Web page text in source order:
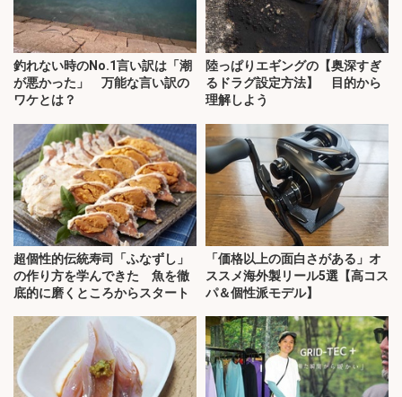
釣れない時のNo.1言い訳は「潮
が悪かった」 万能な言い訳の
ワケとは？
陸っぱりエギングの【奥深すぎ
るドラグ設定方法】 目的から
理解しよう
超個性的伝統寿司「ふなずし」
の作り方を学んできた 魚を徹
底的に磨くところからスタート
「価格以上の面白さがある」オ
ススメ海外製リール5選【高コス
パ＆個性派モデル】